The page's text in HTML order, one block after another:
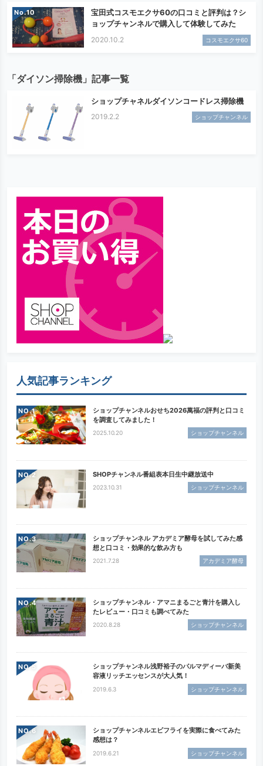
No.
宝田式コスモエクサ60の口コミと評判は？シ
ョップチャンネルで購入して体験してみた
2020.10.2 コスモエクサ60
「ダイソン掃除機」記事一覧
ショップチャネルダイソンコードレス掃除機
2019.2.2 ショップチャンネル
人気記事ランキング
NO.
ショップチャンネルおせち2026萬福の評判と口コミ
を調査してみました！
2025.10.20 ショップチャンネル
NO. SHOPチャンネル番組表本日生中継放送中
2023.10.31 ショップチャンネル
NO.
ショップチャンネル アカデミア酵母を試してみた感
想と口コミ・効果的な飲み方も
2021.7.28 アカデミア酵母
NO.
ショップチャンネル・アマニまるごと青汁を購入し
たレビュー・口コミも調べてみた
2020.8.28 ショップチャンネル
NO.
ショップチャンネル浅野裕子のパルマディーバ新美
容液リッチエッセンスが大人気！
2019.6.3 ショップチャンネル
NO.
ショップチャンネルエビフライを実際に食べてみた
感想は？
2019.6.21 ショップチャンネル